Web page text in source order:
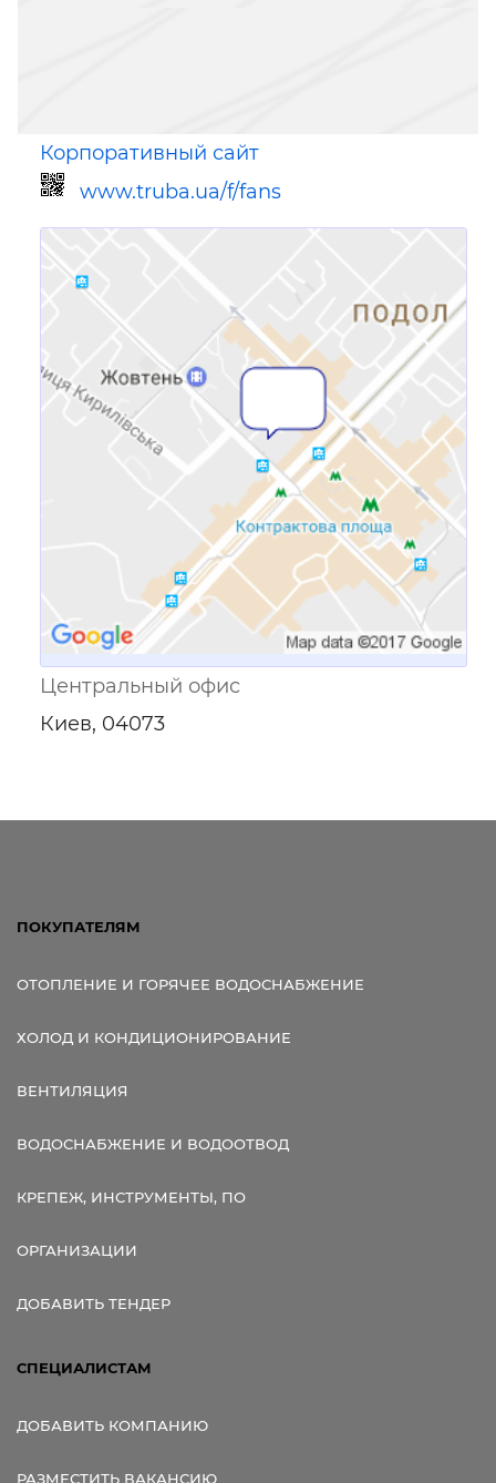
Корпоративный сайт
www.truba.ua/f/fans
Ссылка для мобильных устройств
Центральный офис
Киев, 04073
ПОКУПАТЕЛЯМ
ОТОПЛЕНИЕ И ГОРЯЧЕЕ ВОДОСНАБЖЕНИЕ
ХОЛОД И КОНДИЦИОНИРОВАНИЕ
ВЕНТИЛЯЦИЯ
ВОДОСНАБЖЕНИЕ И ВОДООТВОД
КРЕПЕЖ, ИНСТРУМЕНТЫ, ПО
ОРГАНИЗАЦИИ
ДОБАВИТЬ ТЕНДЕР
СПЕЦИАЛИСТАМ
ДОБАВИТЬ КОМПАНИЮ
РАЗМЕСТИТЬ ВАКАНСИЮ